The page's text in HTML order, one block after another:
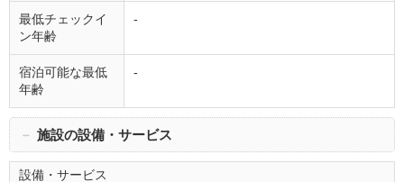
最低チェックイ
ン年齢
-
宿泊可能な最低
年齢
-
－ 施設の設備・サービス
設備・サービス